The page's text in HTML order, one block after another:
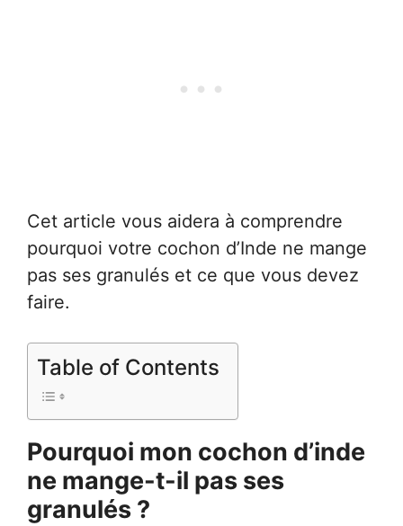
Cet article vous aidera à comprendre
pourquoi votre cochon d’Inde ne mange
pas ses granulés et ce que vous devez
faire.
Table of Contents
Pourquoi mon cochon d’inde
ne mange-t-il pas ses
granulés ?